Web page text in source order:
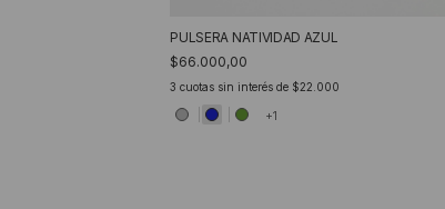
PULSERA NATIVIDAD AZUL
$66.000,00
3 cuotas sin interés de $22.000
+1